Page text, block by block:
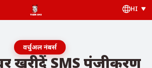
HI
वर्चुअल नंबर्स
खरीदें SMS पंजीकरण